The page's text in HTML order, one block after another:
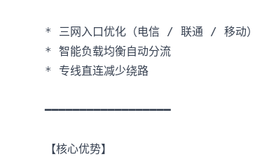
* 三网入口优化（电信 / 联通 / 移动）
* 智能负载均衡自动分流
* 专线直连减少绕路
━━━━━━━━━━━━━━━━━━
【核心优势】